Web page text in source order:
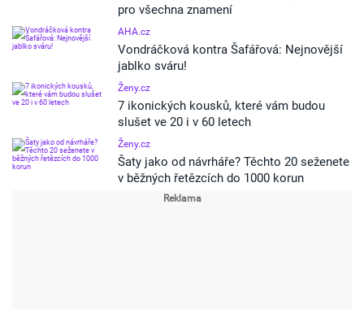
pro všechna znamení
AHA.cz
Vondráčková kontra Šafářová: Nejnovější
jablko sváru!
Ženy.cz
7 ikonických kousků, které vám budou
slušet ve 20 i v 60 letech
Ženy.cz
Šaty jako od návrháře? Těchto 20 seženete
v běžných řetězcích do 1000 korun